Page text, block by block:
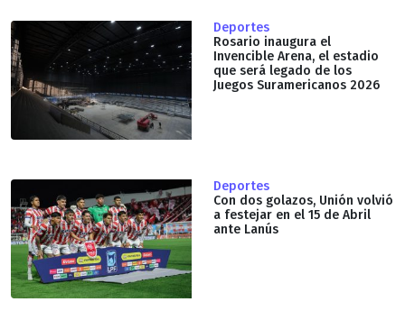
Deportes
Rosario inaugura el
Invencible Arena, el estadio
que será legado de los
Juegos Suramericanos 2026
Deportes
Con dos golazos, Unión volvió
a festejar en el 15 de Abril
ante Lanús